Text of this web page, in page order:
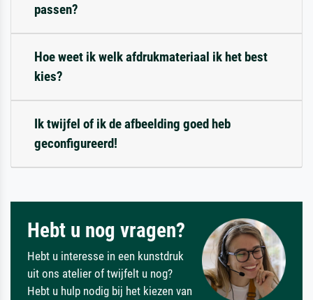
passen?
Hoe weet ik welk afdrukmateriaal ik het best
kies?
Ik twijfel of ik de afbeelding goed heb
geconfigureerd!
Hebt u nog vragen?
Hebt u interesse in een kunstdruk
uit ons atelier of twijfelt u nog?
Hebt u hulp nodig bij het kiezen van